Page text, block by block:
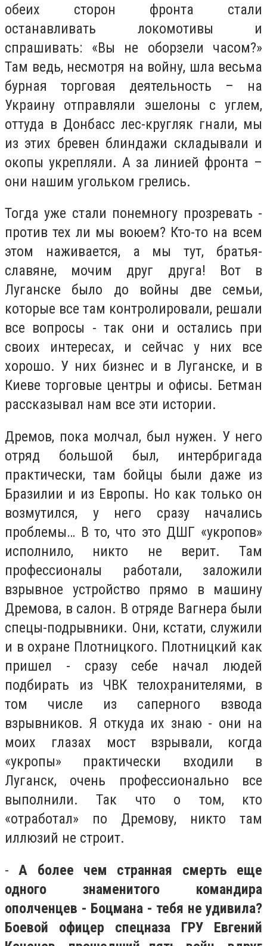
обеих сторон фронта стали
останавливать локомотивы и
спрашивать: «Вы не оборзели часом?»
Там ведь, несмотря на войну, шла весьма
бурная торговая деятельность – на
Украину отправляли эшелоны с углем,
оттуда в Донбасс лес-кругляк гнали, мы
из этих бревен блиндажи складывали и
окопы укрепляли. А за линией фронта –
они нашим угольком грелись.
Тогда уже стали понемногу прозревать -
против тех ли мы воюем? Кто-то на всем
этом наживается, а мы тут, братья-
славяне, мочим друг друга! Вот в
Луганске было до войны две семьи,
которые все там контролировали, решали
все вопросы - так они и остались при
своих интересах, и сейчас у них все
хорошо. У них бизнес и в Луганске, и в
Киеве торговые центры и офисы. Бетман
рассказывал нам все эти истории.
Дремов, пока молчал, был нужен. У него
отряд большой был, интербригада
практически, там бойцы были даже из
Бразилии и из Европы. Но как только он
возмутился, у него сразу начались
проблемы… В то, что это ДШГ «укропов»
исполнило, никто не верит. Там
профессионалы работали, заложили
взрывное устройство прямо в машину
Дремова, в салон. В отряде Вагнера были
спецы-подрывники. Они, кстати, служили
и в охране Плотницкого. Плотницкий как
пришел - сразу себе начал людей
подбирать из ЧВК телохранителями, в
том числе из саперного взвода
взрывников. Я откуда их знаю - они на
моих глазах мост взрывали, когда
«укропы» практически входили в
Луганск, очень профессионально все
выполнили. Так что о том, кто
«отработал» по Дремову, никто там
иллюзий не строит.
-А более чем странная смерть еще
одного знаменитого командира
ополченцев - Боцмана - тебя не удивила?
Боевой офицер спецназа ГРУ Евгений